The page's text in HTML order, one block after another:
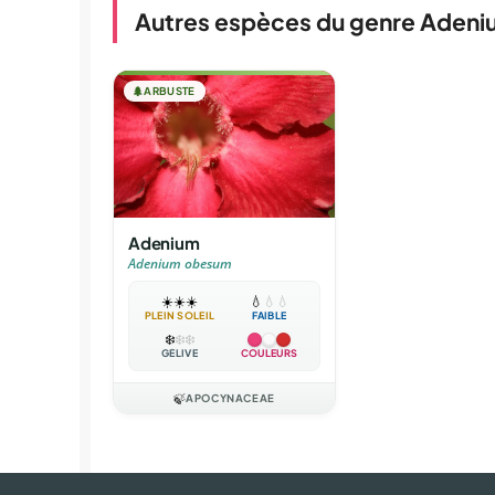
Autres espèces du genre
🌲ARBUSTE
Adenium
Adenium obesum
☀️☀️☀️
PLEIN SOLEIL
💧 💧 💧
FAIBLE
❄️❄️❄️
GÉLIVE COULEURS
🍃APOCYNACEAE